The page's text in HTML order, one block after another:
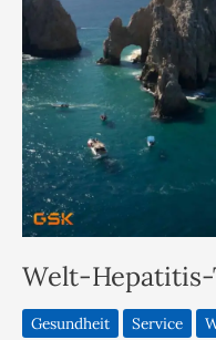
Welt-Hepatitis-
Gesundheit Service